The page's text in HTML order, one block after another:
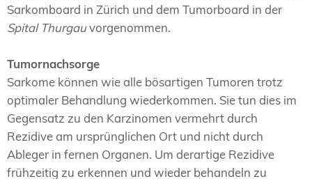
Sarkomboard in Zürich und dem Tumorboard in der
Spital Thurgauvorgenommen.
Tumornachsorge
Sarkome können wie alle bösartigen Tumoren trotz
optimaler Behandlung wiederkommen. Sie tun dies im
Gegensatz zu den Karzinomen vermehrt durch
Rezidive am ursprünglichen Ort und nicht durch
Ableger in fernen Organen. Um derartige Rezidive
frühzeitig zu erkennen und wieder behandeln zu